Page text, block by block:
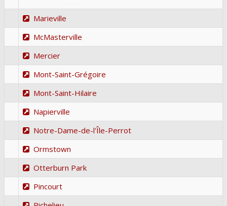
Marieville
McMasterville
Mercier
Mont-Saint-Grégoire
Mont-Saint-Hilaire
Napierville
Notre-Dame-de-l'Île-Perrot
Ormstown
Otterburn Park
Pincourt